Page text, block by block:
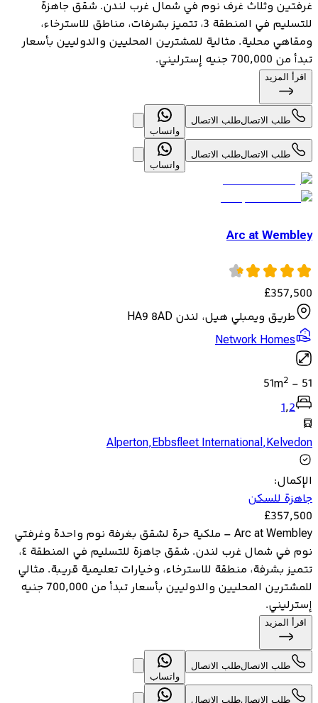
غرفتين وثلاث غرف نوم في شمال غرب لندن. شقق جاهزة
للتسليم في المنطقة 3، تتميز بشرفات، مناطق للاسترخاء،
ومقاهي محلية. مثالية للمشترين المحليين والدوليين بأسعار
تبدأ من 700,000 جنيه إسترليني.
اقرأ المزيد
طلب الاتصالطلب الاتصال
واتساب
طلب الاتصالطلب الاتصال
واتساب
Arc at Wembley
£357,500
طريق ويمبلي هيل، لندن HA9 8AD
Network Homes
51
-
51m2
1,2
Alperton,Ebbsfleet International,Kelvedon
الإكمال:
جاهزة للسكن
£357,500
Arc at Wembley – ملكية حرة لشقق بغرفة نوم واحدة وغرفتي
نوم في شمال غرب لندن. شقق جاهزة للتسليم في المنطقة ٤،
تتميز بشرفة، منطقة للاسترخاء، وخيارات تعليمية قريبة. مثالي
للمشترين المحليين والدوليين بأسعار تبدأ من 700,000 جنيه
إسترليني.
اقرأ المزيد
طلب الاتصالطلب الاتصال
واتساب
طلب الاتصالطلب الاتصال